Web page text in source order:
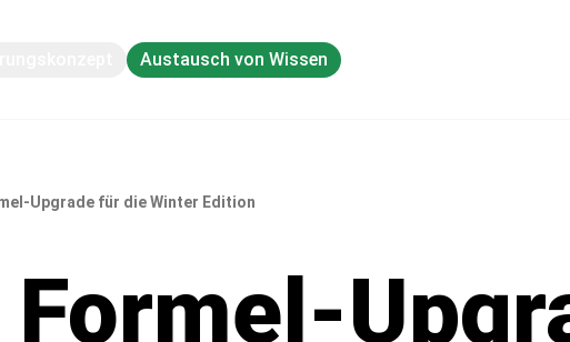
Austausch von Wissen
Upgrade für die Winter Edition
Formel-